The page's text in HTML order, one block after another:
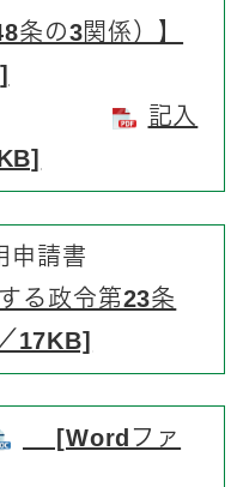
条の3関係）】
記入
申請書
る政令第23条
17KB]
[Wordファ